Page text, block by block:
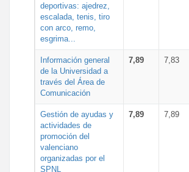
deportivas: ajedrez,
escalada, tenis, tiro
con arco, remo,
esgrima...
Información general
de la Universidad a
través del Área de
Comunicación
7,89 7,83
Gestión de ayudas y
actividades de
promoción del
valenciano
organizadas por el
SPNL
7,89 7,89